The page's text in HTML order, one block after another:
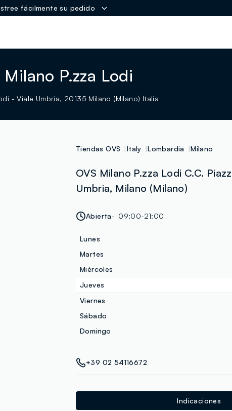
fácilmente su pedido
Milano P.zza Lodi
- Viale Umbria, 20135 Milano (Milano) Italia
Tiendas OVS Italy Lombardia Milano
OVS Milano P.zza Lodi C.C.
Umbria, Milano (Milano)
Abierta 09:00-21:00
Lunes
Martes
Miércoles
Jueves
Viernes
Sábado
Domingo
+39 02 54116672
Indicaciones